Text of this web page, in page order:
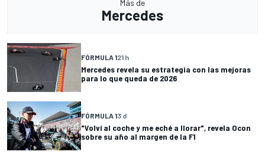
Más de
Mercedes
FÓRMULA 121 h
Mercedes revela su estrategia con las mejoras
para lo que queda de 2026
FÓRMULA 13 d
"Volví al coche y me eché a llorar", revela Ocon
sobre su año al margen de la F1